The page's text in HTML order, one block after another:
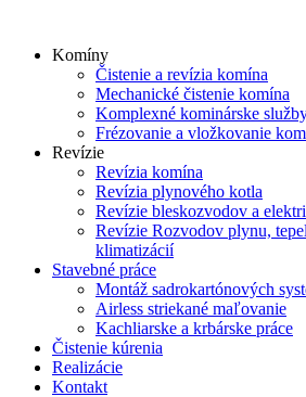
contentKomíny
Čistenie a revízia komína
Mechanické čistenie komína
Komplexné kominárske
Frézovanie a vložkovanie
Revízie
Revízia komína
Revízia plynového kotla
Revízie bleskozvodov a
Revízie Rozvodov plynu,
klimatizácií
Stavebné práce
Montáž sadrokartónových
Airless striekané maľovanie
Kachliarske a krbárske práce
Čistenie kúrenia
Realizácie
Kontakt